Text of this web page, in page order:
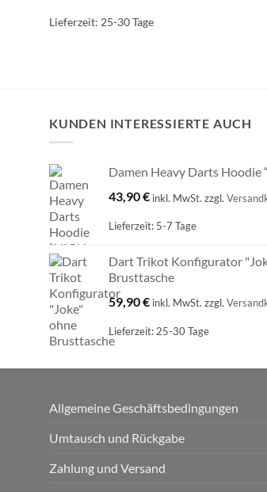
Lieferzeit: 25-30 Tage
KUNDEN INTERESSIERTE AUCH
Damen Heavy Darts Hoodie
43,90€ inkl. MwSt. zzgl.
Lieferzeit: 5-7 Tage
Dart Trikot Konfigurator
Brusttasche
59,90€ inkl. MwSt. zzgl.
Lieferzeit: 25-30 Tage
Allgemeine Geschäftsbedingungen
Umtausch und Rückgabe
Zahlung und Versand